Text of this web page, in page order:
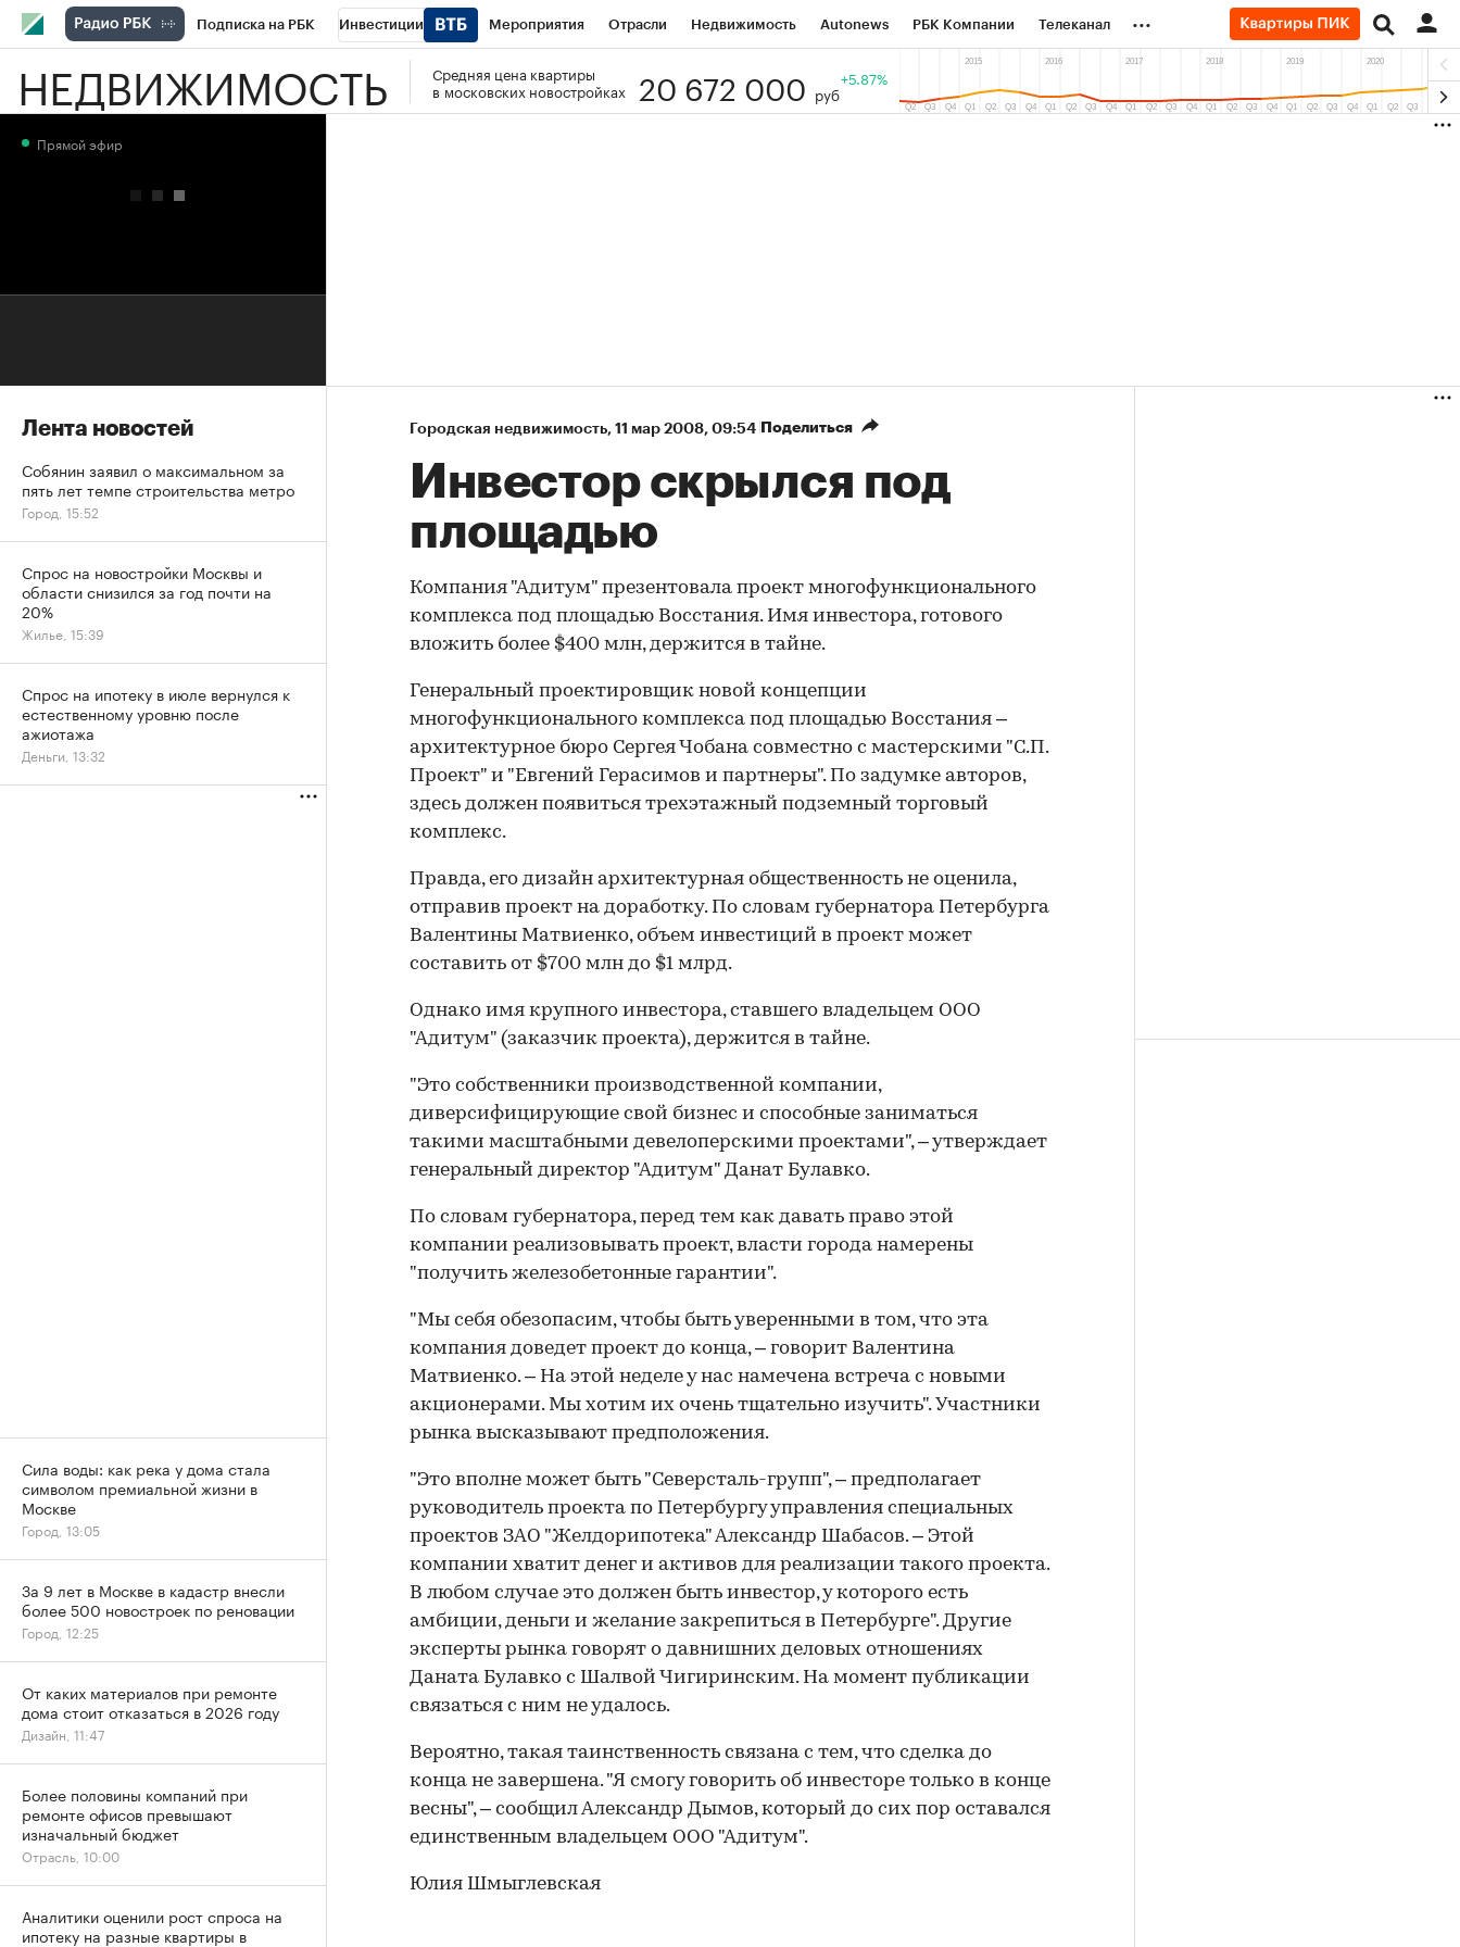
Подписка на РБК Инвестиции Мероприятия Отрасли Недвижимость Autonews РБК Компании Телеканал
РБК Вино Спорт Школа управления РБК РБК Образование Тренды
...
НЕДВИЖИМОСТЬ
Средняя цена квартиры
в московских новостройках
20 672 000 руб
+5.87%
Городская недвижимость⁠, 11 мар 2008, 09:54 Поделиться
Инвестор скрылся под
площадью
Компания "Адитум" презентовала проект многофункционального
комплекса под площадью Восстания. Имя инвестора, готового
вложить более $400 млн, держится в тайне.
Генеральный проектировщик новой концепции
многофункционального комплекса под площадью Восстания –
архитектурное бюро Сергея Чобана совместно с мастерскими "С.П.
Проект" и "Евгений Герасимов и партнеры". По задумке авторов,
здесь должен появиться трехэтажный подземный торговый
комплекс.
Правда, его дизайн архитектурная общественность не оценила,
отправив проект на доработку. По словам губернатора Петербурга
Валентины Матвиенко, объем инвестиций в проект может
составить от $700 млн до $1 млрд.
Однако имя крупного инвестора, ставшего владельцем ООО
"Адитум" (заказчик проекта), держится в тайне.
"Это собственники производственной компании,
диверсифицирующие свой бизнес и способные заниматься
такими масштабными девелоперскими проектами", – утверждает
генеральный директор "Адитум" Данат Булавко.
По словам губернатора, перед тем как давать право этой
компании реализовывать проект, власти города намерены
"получить железобетонные гарантии".
"Мы себя обезопасим, чтобы быть уверенными в том, что эта
компания доведет проект до конца, – говорит Валентина
Матвиенко. – На этой неделе у нас намечена встреча с новыми
акционерами. Мы хотим их очень тщательно изучить". Участники
рынка высказывают предположения.
"Это вполне может быть "Северсталь-групп", – предполагает
руководитель проекта по Петербургу управления специальных
проектов ЗАО "Желдорипотека" Александр Шабасов. – Этой
компании хватит денег и активов для реализации такого проекта.
В любом случае это должен быть инвестор, у которого есть
амбиции, деньги и желание закрепиться в Петербурге". Другие
эксперты рынка говорят о давнишних деловых отношениях
Даната Булавко с Шалвой Чигиринским. На момент публикации
связаться с ним не удалось.
Вероятно, такая таинственность связана с тем, что сделка до
конца не завершена. "Я смогу говорить об инвесторе только в конце
весны", – сообщил Александр Дымов, который до сих пор оставался
единственным владельцем ООО "Адитум".
Юлия Шмыглевская
Прямой эфир
Лента новостей
Собянин заявил о максимальном за
пять лет темпе строительства метро
Город, 15:52
Спрос на новостройки Москвы и
области снизился за год почти на
20%
Жилье, 15:39
Спрос на ипотеку в июле вернулся к
естественному уровню после
ажиотажа
Деньги, 13:32
Сила воды: как река у дома стала
символом премиальной жизни в
Москве
Город, 13:05
За 9 лет в Москве в кадастр внесли
более 500 новостроек по реновации
Город, 12:25
От каких материалов при ремонте
дома стоит отказаться в 2026 году
Дизайн, 11:47
Более половины компаний при
ремонте офисов превышают
изначальный бюджет
Отрасль, 10:00
Аналитики оценили рост спроса на
ипотеку на разные квартиры в